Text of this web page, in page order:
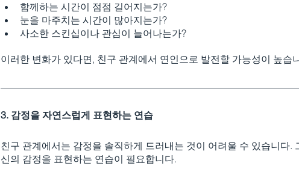
함께하는 시간이 점점 길어지는가?
눈을 마주치는 시간이 많아지는가?
사소한 스킨십이나 관심이 늘어나는가?
이러한 변화가 있다면, 친구 관계에서 연인으로 발전할 가능성이 높습
3. 감정을 자연스럽게 표현하는 연습
친구 관계에서는 감정을 솔직하게 드러내는 것이 어려울 수 있습니다.
신의 감정을 표현하는 연습이 필요합니다.